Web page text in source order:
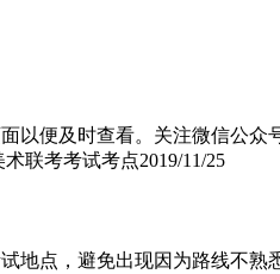
便及时查看。关注微信公众
术联考考试考点2019/11/25
地点，避免出现因为路线不熟